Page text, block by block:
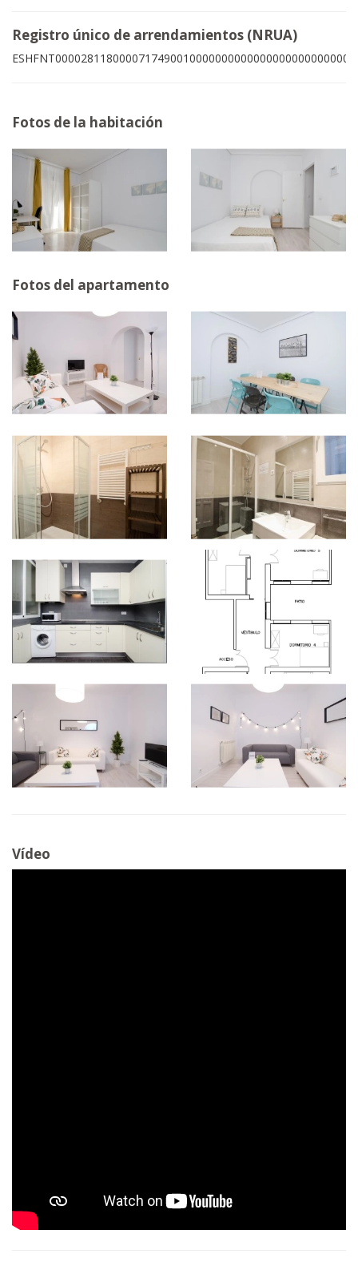
Registro único de arrendamientos (NRUA)
ESHFNT00002811800007174900100000000000000000000000005
Fotos de la habitación
Fotos del apartamento
Vídeo